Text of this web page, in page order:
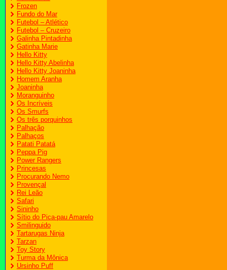
Frozen
Fundo do Mar
Futebol – Atlético
Futebol – Cruzeiro
Galinha Pintadinha
Gatinha Marie
Hello Kitty
Hello Kitty Abelinha
Hello Kitty Joaninha
Homem Aranha
Joaninha
Moranguinho
Os Incríveis
Os Smurfs
Os três porquinhos
Palhação
Palhaços
Patati Patatá
Peppa Pig
Power Rangers
Princesas
Procurando Nemo
Provençal
Rei Leão
Safari
Sininho
Sítio do Pica-pau Amarelo
Smilinguido
Tartarugas Ninja
Tarzan
Toy Story
Turma da Mônica
Ursinho Puff